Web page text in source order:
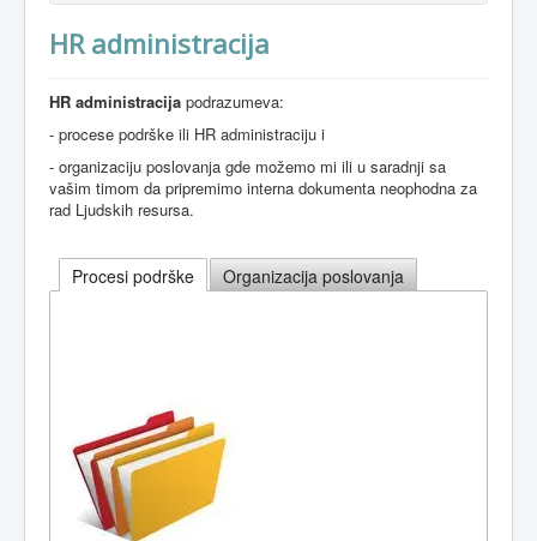
HR administracija
HR administracija podrazumeva:
- procese podrške ili HR administraciju i
- organizaciju poslovanja gde možemo mi ili u saradnji sa
vašim timom da pripremimo interna dokumenta neophodna za
rad Ljudskih resursa.
Procesi podrške Organizacija poslovanja